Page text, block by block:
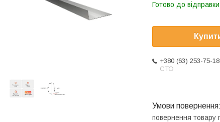
Готово до відправки
+380 (63) 253-75-18
СТО
повернення товару